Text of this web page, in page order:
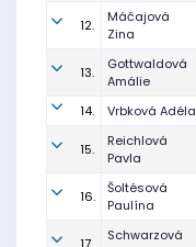
12.
Máčajová
Zina
13.
Gottwaldová
Amálie
14. Vrbková Adéla
15.
Reichlová
Pavla
16.
Šoltésová
Paulína
Schwarzová